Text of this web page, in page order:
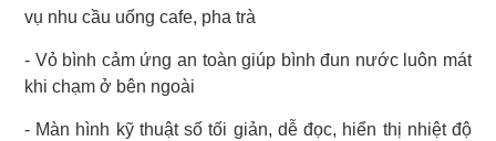
vụ nhu cầu uống cafe, pha trà
- Vỏ bình cảm ứng an toàn giúp bình đun nước luôn mát
khi chạm ở bên ngoài
- Màn hình kỹ thuật số tối giản, dễ đọc, hiển thị nhiệt độ